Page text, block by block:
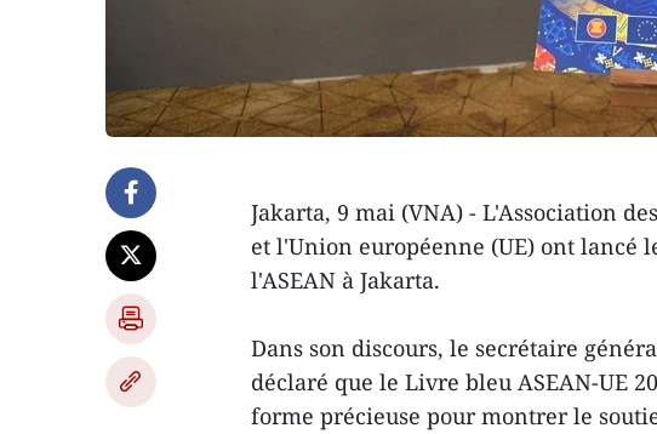
Jakarta, 9 mai (VNA) - L'Association
et l'Union européenne (UE) ont lancé
l'ASEAN à Jakarta.
Dans son discours, le secrétaire
déclaré que le Livre bleu ASEAN-UE
forme précieuse pour montrer le